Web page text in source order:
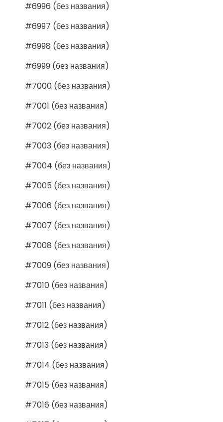
#6996 (без названия)
#6997 (без названия)
#6998 (без названия)
#6999 (без названия)
#7000 (без названия)
#7001 (без названия)
#7002 (без названия)
#7003 (без названия)
#7004 (без названия)
#7005 (без названия)
#7006 (без названия)
#7007 (без названия)
#7008 (без названия)
#7009 (без названия)
#7010 (без названия)
#7011 (без названия)
#7012 (без названия)
#7013 (без названия)
#7014 (без названия)
#7015 (без названия)
#7016 (без названия)